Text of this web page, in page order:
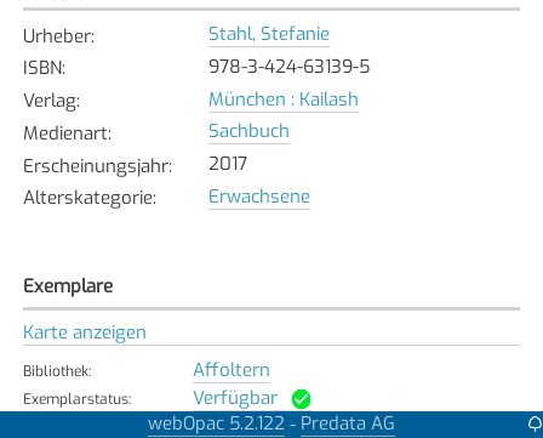
Urheber:
Stahl, Stefanie
ISBN:
978-3-424-63139-5
Verlag:
München : Kailash
Medienart:
Sachbuch
Erscheinungsjahr:
2017
Alterskategorie: Erwachsene
Exemplare
Karte anzeigen
Bibliothek: Affoltern
Exemplarstatus: Verfügbar
webOpac 5.2.122 - Predata AG